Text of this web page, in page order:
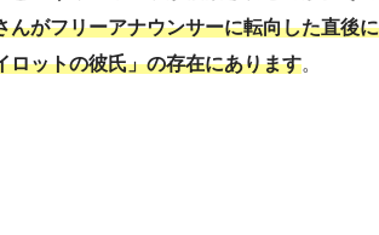
んがフリーアナウンサーに転向した直後に
ロットの彼氏」の存在にあります。